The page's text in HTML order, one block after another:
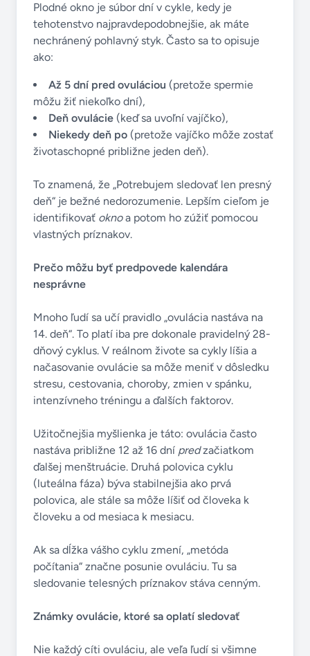
Plodné okno je súbor dní v cykle, kedy je
tehotenstvo najpravdepodobnejšie, ak máte
nechránený pohlavný styk. Často sa to opisuje
ako:
Až 5 dní pred ovuláciou (pretože spermie
môžu žiť niekoľko dní),
Deň ovulácie (keď sa uvoľní vajíčko),
Niekedy deň po (pretože vajíčko môže zostať
životaschopné približne jeden deň).
To znamená, že „Potrebujem sledovať len presný
deň“ je bežné nedorozumenie. Lepším cieľom je
identifikovať oknoa potom ho zúžiť pomocou
vlastných príznakov.
Prečo môžu byť predpovede kalendára
nesprávne
Mnoho ľudí sa učí pravidlo „ovulácia nastáva na
14. deň“. To platí iba pre dokonale pravidelný 28-
dňový cyklus. V reálnom živote sa cykly líšia a
načasovanie ovulácie sa môže meniť v dôsledku
stresu, cestovania, choroby, zmien v spánku,
intenzívneho tréningu a ďalších faktorov.
Užitočnejšia myšlienka je táto: ovulácia často
nastáva približne 12 až 16 dní predzačiatkom
ďalšej menštruácie. Druhá polovica cyklu
(luteálna fáza) býva stabilnejšia ako prvá
polovica, ale stále sa môže líšiť od človeka k
človeku a od mesiaca k mesiacu.
Ak sa dĺžka vášho cyklu zmení, „metóda
počítania“ značne posunie ovuláciu. Tu sa
sledovanie telesných príznakov stáva cenným.
Známky ovulácie, ktoré sa oplatí sledovať
Nie každý cíti ovuláciu, ale veľa ľudí si všimne